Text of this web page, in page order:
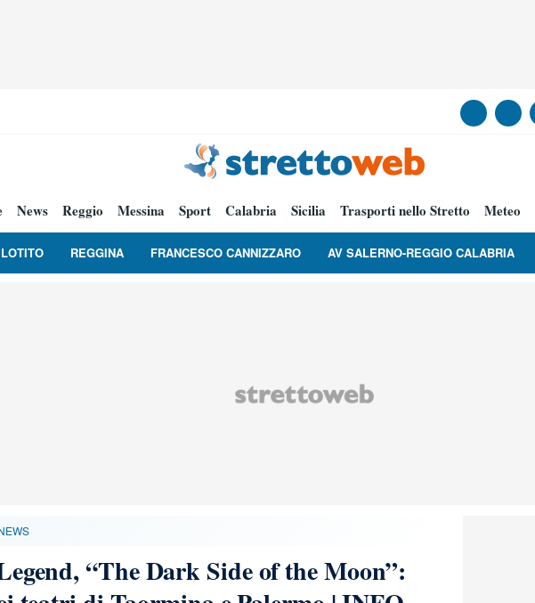
News Reggio Messina Sport Calabria Sicilia Trasporti nello Stretto Meteo
REGGINA FRANCESCO CANNIZZARO AV SALERNO-REGGIO CALABRIA
“The Dark Side of the Moon”: